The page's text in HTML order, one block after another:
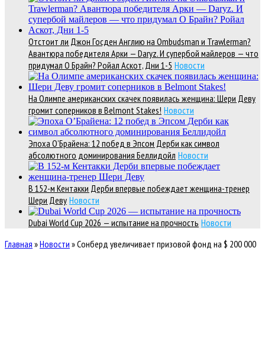
Отстоит ли Джон Госден Англию на Ombudsman и Trawlerman?
Авантюра победителя Арки — Daryz. И супербой майлеров — что
придумал О Брайн? Ройал Аскот, Дни 1-5 Новости
На Олимпе американских скачек появилась женщина: Шери Деву
громит соперников в Belmont Stakes! Новости
Эпоха О’Брайена: 12 побед в Эпсом Дерби как символ
абсолютного доминирования Беллидойл Новости
В 152-м Кентакки Дерби впервые побеждает женщина-тренер
Шери Деву Новости
Dubai World Cup 2026 — испытание на прочность Новости
Главная »Новости »Сонберд увеличивает призовой фонд на $ 200 000